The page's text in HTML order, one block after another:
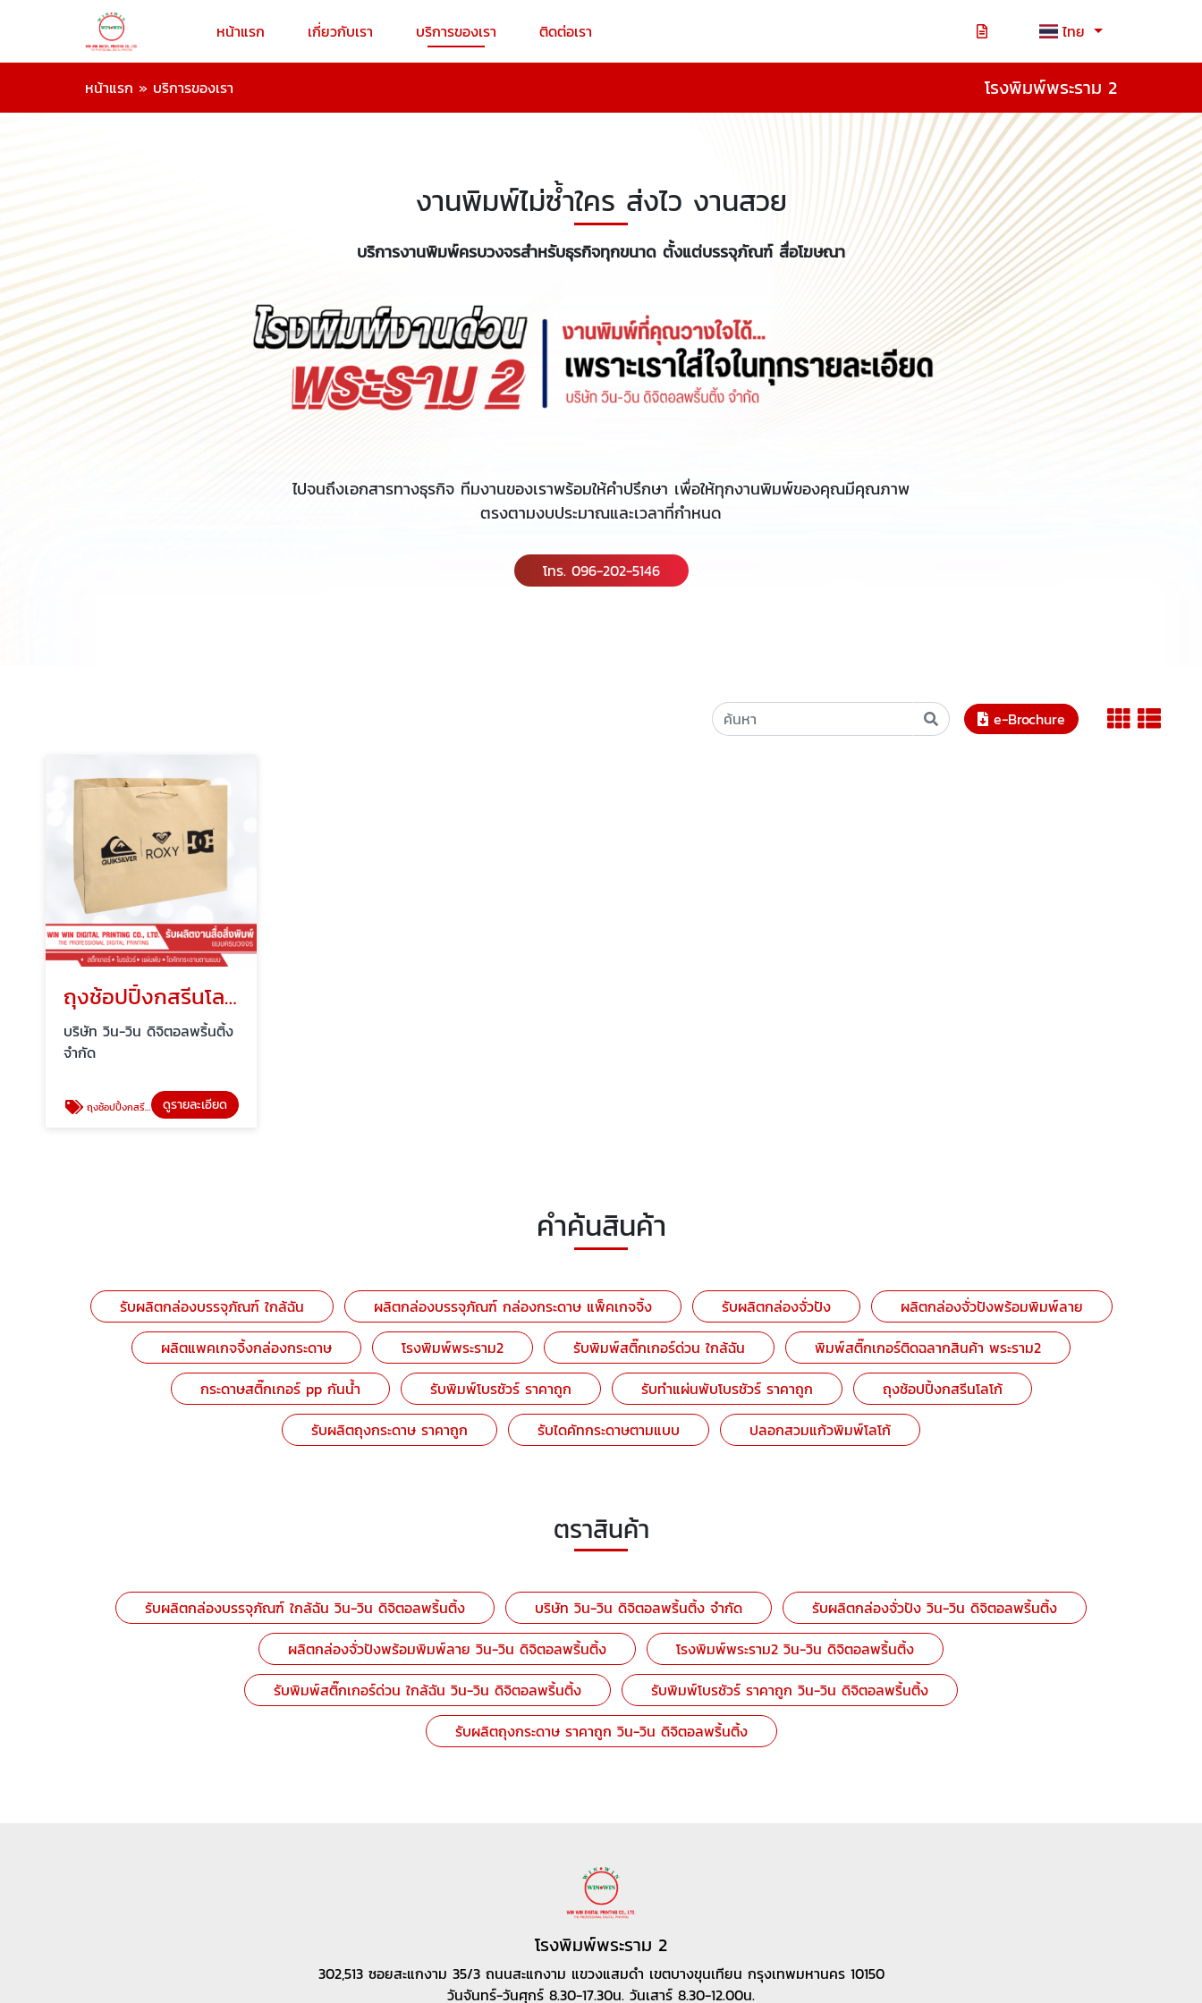
หน้าแรก เกี่ยวกับเรา บริการของเรา ติดต่อเรา ไทย
หน้าแรก » บริการของเรา โรงพิมพ์พระราม 2
งานพิมพ์ไม่ซ้ำใคร ส่งไว งานสวย
บริการงานพิมพ์ครบวงจรสำหรับธุรกิจทุกขนาด ตั้งแต่บรรจุภัณฑ์ สื่อโฆษณา
ไปจนถึงเอกสารทางธุรกิจ ทีมงานของเราพร้อมให้คำปรึกษา เพื่อให้ทุกงานพิมพ์ของคุณมีคุณภาพ
ตรงตามงบประมาณและเวลาที่กำหนด
โทร. 096-202-5146
e-Brochure
ถุงช้อปปิ้งกสรีนโลโก้
บริษัท วิน-วิน ดิจิตอลพริ้นติ้ง
จำกัด
ถุงช้อปปิ้งกสรีนโลโก้ ดูรายละเอียด
คำค้นสินค้า
รับผลิตกล่องบรรจุภัณฑ์ ใกล้ฉัน ผลิตกล่องบรรจุภัณฑ์ กล่องกระดาษ แพ็คเกจจิ้ง รับผลิตกล่องจั่วปัง
ผลิตกล่องจั่วปังพร้อมพิมพ์ลาย
ผลิตแพคเกจจิ้งกล่องกระดาษ
โรงพิมพ์พระราม2 รับพิมพ์สติ๊กเกอร์ด่วน ใกล้ฉัน
พิมพ์สติ๊กเกอร์ติดฉลากสินค้า พระราม2
กระดาษสติ๊กเกอร์ pp กันน้ำ
รับพิมพ์โบรชัวร์ ราคาถูก รับทำแผ่นพับโบรชัวร์ ราคาถูก
ถุงช้อปปิ้งกสรีนโลโก้
รับผลิตถุงกระดาษ ราคาถูก
รับไดคัทกระดาษตามแบบ ปลอกสวมแก้วพิมพ์โลโก้
ตราสินค้า
รับผลิตกล่องบรรจุภัณฑ์ ใกล้ฉัน วิน-วิน ดิจิตอลพริ้นติ้ง บริษัท วิน-วิน ดิจิตอลพริ้นติ้ง จำกัด
รับผลิตกล่องจั่วปัง วิน-วิน ดิจิตอลพริ้นติ้ง
ผลิตกล่องจั่วปังพร้อมพิมพ์ลาย วิน-วิน ดิจิตอลพริ้นติ้ง
โรงพิมพ์พระราม2 วิน-วิน ดิจิตอลพริ้นติ้ง
รับพิมพ์สติ๊กเกอร์ด่วน ใกล้ฉัน วิน-วิน ดิจิตอลพริ้นติ้ง
รับพิมพ์โบรชัวร์ ราคาถูก วิน-วิน ดิจิตอลพริ้นติ้ง
รับผลิตถุงกระดาษ ราคาถูก วิน-วิน ดิจิตอลพริ้นติ้ง
โรงพิมพ์พระราม 2
302,513 ซอยสะแกงาม 35/3 ถนนสะแกงาม แขวงแสมดำ เขตบางขุนเทียน กรุงเทพมหานคร 10150
วันจันทร์-วันศุกร์ 8.30-17.30น. วันเสาร์ 8.30-12.00น.